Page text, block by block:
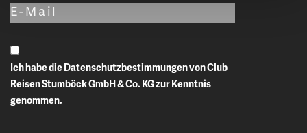
Ich habe dieDatenschutzbestimmungen
Reisen Stumböck GmbH & Co. KG zur Kenntnis
genommen.